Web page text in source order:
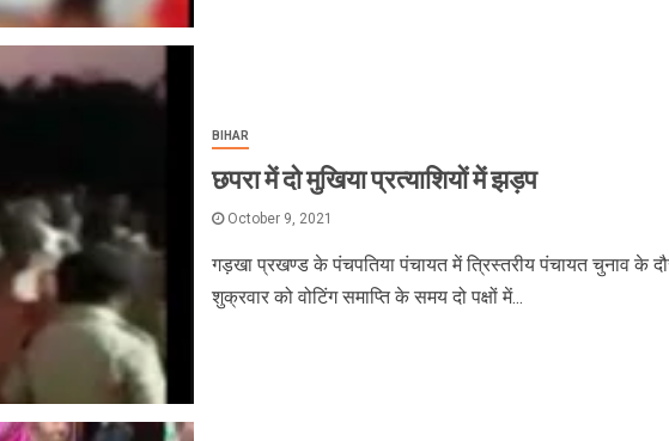
BIHAR
छपरा में दो मुखिया प्रत्याशियों में झड़प
October 9, 2021
गड़खा प्रखण्ड के पंचपतिया पंचायत में त्रिस्तरीय पंचायत चुनाव के
शुक्रवार को वोटिंग समाप्ति के समय दो पक्षों में...